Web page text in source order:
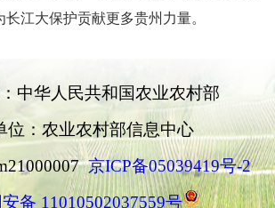
江大保护贡献更多贵州力量。
中华人民共和国农业农村部
位：农业农村部信息中心
京ICP备05039419号-2
备 11010502037559号